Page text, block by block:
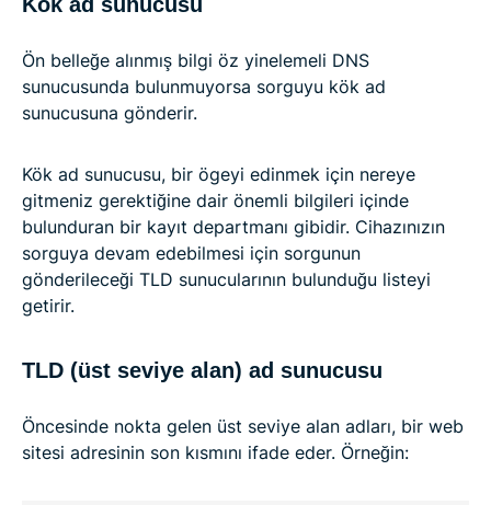
Ön belleğe alınmış bilgi öz yinelemeli DNS
sunucusunda bulunmuyorsa sorguyu kök ad
sunucusuna gönderir.
Kök ad sunucusu, bir ögeyi edinmek için nereye
gitmeniz gerektiğine dair önemli bilgileri içinde
bulunduran bir kayıt departmanı gibidir. Cihazınızın
sorguya devam edebilmesi için sorgunun
gönderileceği TLD sunucularının bulunduğu listeyi
getirir.
TLD (üst seviye alan) ad sunucusu
Öncesinde nokta gelen üst seviye alan adları, bir web
sitesi adresinin son kısmını ifade eder. Örneğin: